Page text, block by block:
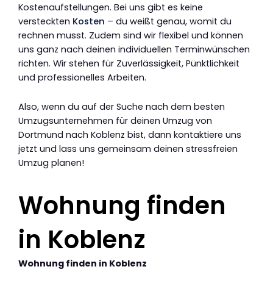
Kostenaufstellungen. Bei uns gibt es keine
versteckten Kosten – du weißt genau, womit du
rechnen musst. Zudem sind wir flexibel und können
uns ganz nach deinen individuellen Terminwünschen
richten. Wir stehen für Zuverlässigkeit, Pünktlichkeit
und professionelles Arbeiten.
Also, wenn du auf der Suche nach dem besten
Umzugsunternehmen für deinen Umzug von
Dortmund nach Koblenz bist, dann kontaktiere uns
jetzt und lass uns gemeinsam deinen stressfreien
Umzug planen!
Wohnung finden
in Koblenz
Wohnung finden in Koblenz